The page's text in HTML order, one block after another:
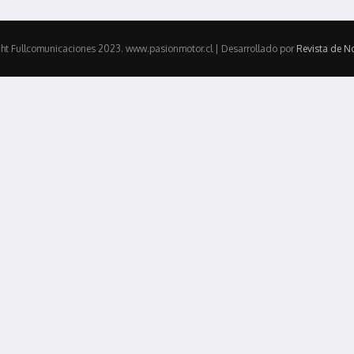
Fullcomunicaciones 2023. www.pasionmotor.cl | Desarrollado por Revista de